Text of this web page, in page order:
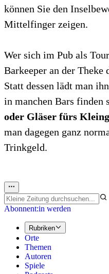
können Sie den
Mittelfinger zeigen.
Wer sich im Pub als
Barkeeper an der Theke
Statt dessen lädt man
in manchen Bars finden
oder Gläser fürs
man dagegen ganz
Trinkgeld.
Abonnent:in werden
Rubriken
Orte
Themen
Autoren
Spiele